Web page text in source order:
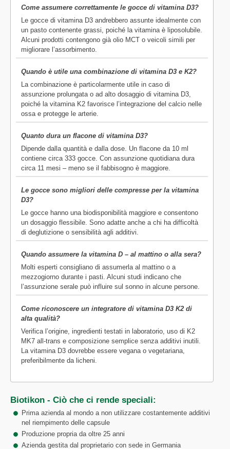
Come assumere correttamente le gocce di vitamina D3?
Le gocce di vitamina D3 andrebbero assunte idealmente con
un pasto contenente grassi, poiché la vitamina è liposolubile.
Alcuni prodotti contengono già olio MCT o veicoli simili per
migliorare l’assorbimento.
Quando è utile una combinazione di vitamina D3 e K2?
La combinazione è particolarmente utile in caso di
assunzione prolungata o ad alto dosaggio di vitamina D3,
poiché la vitamina K2 favorisce l’integrazione del calcio nelle
ossa e protegge le arterie.
Quanto dura un flacone di vitamina D3?
Dipende dalla quantità e dalla dose. Un flacone da 10 ml
contiene circa 333 gocce. Con assunzione quotidiana dura
circa 11 mesi – meno se il fabbisogno è maggiore.
Le gocce sono migliori delle compresse per la vitamina
D3?
Le gocce hanno una biodisponibilità maggiore e consentono
un dosaggio flessibile. Sono adatte anche a chi ha difficoltà
di deglutizione o sensibilità agli additivi.
Quando assumere la vitamina D – al mattino o alla sera?
Molti esperti consigliano di assumerla al mattino o a
mezzogiorno durante i pasti. Alcuni studi indicano che
l’assunzione serale può influire sul sonno in alcune persone.
Come riconoscere un integratore di vitamina D3 K2 di
alta qualità?
Verifica l’origine, ingredienti testati in laboratorio, uso di K2
MK7 all-trans e composizione semplice senza additivi inutili.
La vitamina D3 dovrebbe essere vegana o vegetariana,
preferibilmente da licheni.
Biotikon - Ciò che ci rende speciali:
Prima azienda al mondo a non utilizzare costantemente additivi
nel riempimento delle capsule
Produzione propria da oltre 25 anni
Azienda gestita dal proprietario con sede in Germania